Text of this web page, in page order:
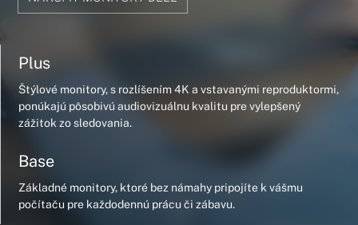
Plus
Štýlové monitory, s rozlíšením 4K a vstavanými reproduktormi,
ponúkajú pôsobivú audiovizuálnu kvalitu pre vylepšený
zážitok zo sledovania.
Base
Základné monitory, ktoré bez námahy pripojíte k vášmu
počítaču pre každodennú prácu či zábavu.